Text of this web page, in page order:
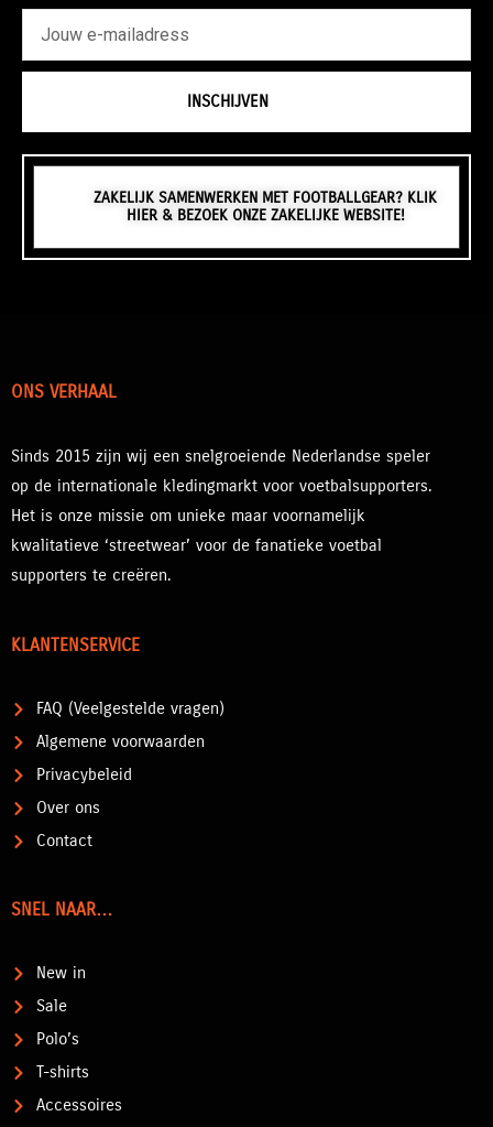
INSCHIJVEN
ZAKELIJK SAMENWERKEN MET FOOTBALLGEAR? KLIK
HIER & BEZOEK ONZE ZAKELIJKE WEBSITE!
ONS VERHAAL
Sinds 2015 zijn wij een snelgroeiende Nederlandse speler
op de internationale kledingmarkt voor voetbalsupporters.
Het is onze missie om unieke maar voornamelijk
kwalitatieve ‘streetwear’ voor de fanatieke voetbal
supporters te creëren.
KLANTENSERVICE
FAQ (Veelgestelde vragen)
Algemene voorwaarden
Privacybeleid
Over ons
Contact
SNEL NAAR…
New in
Sale
Polo’s
T-shirts
Accessoires